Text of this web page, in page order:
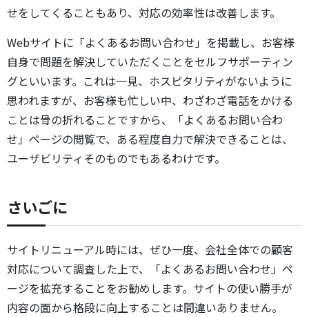
せをしてくることもあり、対応の効率性は改善します。
Webサイトに「よくあるお問い合わせ」を掲載し、お客様
自身で問題を解決していただくことをセルフサポーティン
グといいます。これは一見、ホスピタリティがないように
思われますが、お客様も忙しい中、わざわざ電話をかける
ことは骨の折れることですから、「よくあるお問い合わ
せ」ページの閲覧で、ある程度自力で解決できることは、
ユーザビリティそのものでもあるわけです。
さいごに
サイトリニューアル時には、ぜひ一度、会社全体での顧客
対応について調査した上で、「よくあるお問い合わせ」ペ
ージを拡充することをお勧めします。サイトの使い勝手が
内容の面から格段に向上することは間違いありません。